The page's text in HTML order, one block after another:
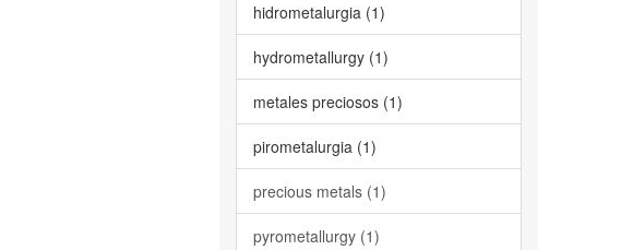
hidrometalurgia (1)
hydrometallurgy (1)
metales preciosos (1)
pirometalurgia (1)
precious metals (1)
pyrometallurgy (1)